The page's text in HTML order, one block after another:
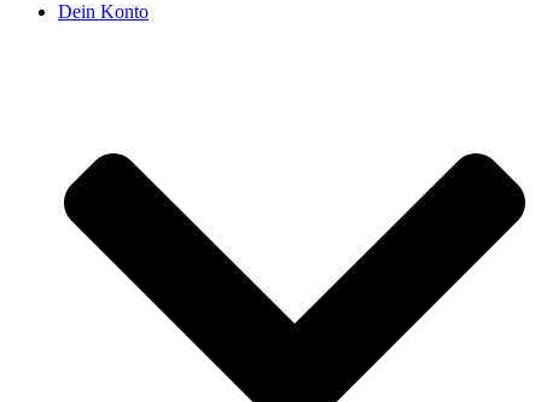
Dein Konto